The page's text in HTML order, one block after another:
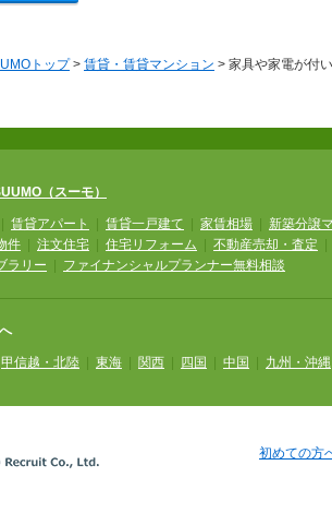
トップ> 賃貸・賃貸マンション > 家具や家電が付
（スーモ）
賃貸アパート 賃貸一戸建て 家賃相場
新築分譲
件 注文住宅 住宅リフォーム 不動産売却・査定
ラリー ファイナンシャルプランナー無料相談
甲信越・北陸 東海 関西 四国 中国 九州・沖縄
初めての方